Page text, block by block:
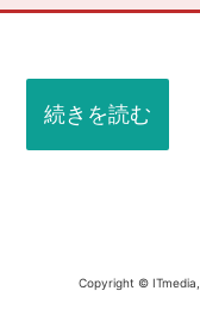
続きを読む
Copyright ©